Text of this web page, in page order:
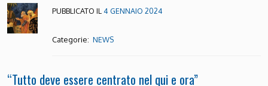
PUBBLICATO IL 4 GENNAIO 2024
Categorie: NEWS
“Tutto deve essere centrato nel qui e ora”